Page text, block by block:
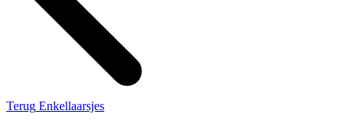
Terug Enkellaarsjes